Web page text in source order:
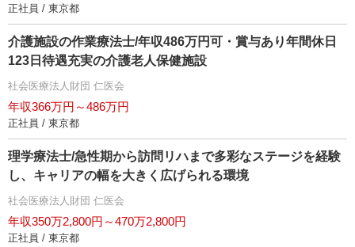
正社員 / 東京都
介護施設の作業療法士/年収486万円可・賞与あり年間休日
123日待遇充実の介護老人保健施設
社会医療法人財団 仁医会
年収366万円～486万円
正社員 / 東京都
理学療法士/急性期から訪問リハまで多彩なステージを経験
し、キャリアの幅を大きく広げられる環境
社会医療法人財団 仁医会
年収350万2,800円～470万2,800円
正社員 / 東京都